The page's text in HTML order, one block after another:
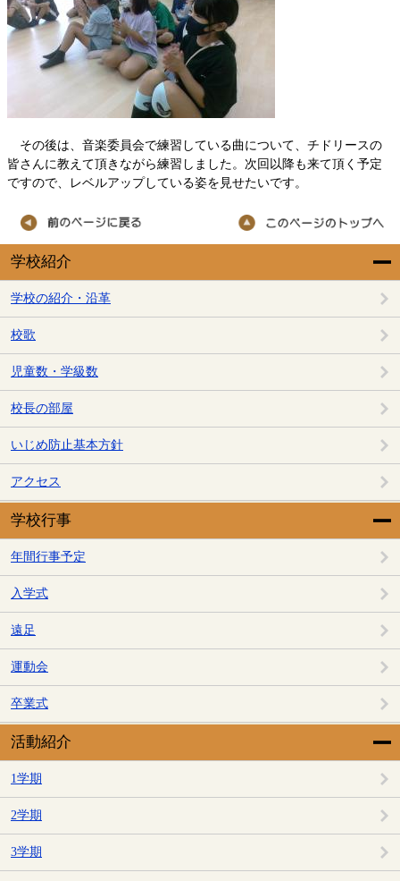
学校紹介
学校の紹介・沿革
校歌
児童数・学級数
校長の部屋
いじめ防止基本方針
アクセス
学校行事
年間行事予定
入学式
遠足
運動会
卒業式
活動紹介
1学期
2学期
3学期
その後は、音楽委員会で練習している曲について、チドリースの
皆さんに教えて頂きながら練習しました。次回以降も来て頂く予定
ですので、レベルアップしている姿を見せたいです。